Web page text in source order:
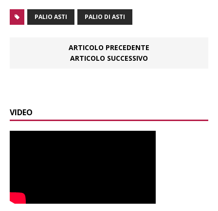
PALIO ASTI PALIO DI ASTI
ARTICOLO PRECEDENTE
ARTICOLO SUCCESSIVO
VIDEO